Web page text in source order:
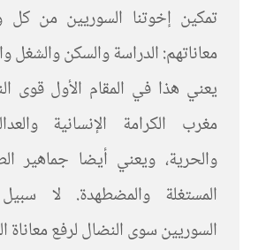
تمكين إخوتنا السوريين من
معاناتهم: الدراسة والسكن
يعني هذا في المقام الأول قوى
مغرب الكرامة الإنسانية
والحرية، ويعني أيضا جماهير
المستغلة والمضطهدة. لا
السوريين سوى النضال لرفع معاناة